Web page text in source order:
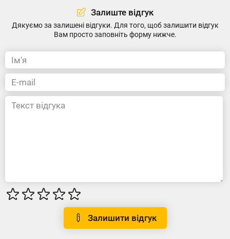
Залиште відгук
Дякуємо за залишені відгуки. Для того, щоб залишити відгук
Вам просто заповніть форму нижче.
Залишити відгук